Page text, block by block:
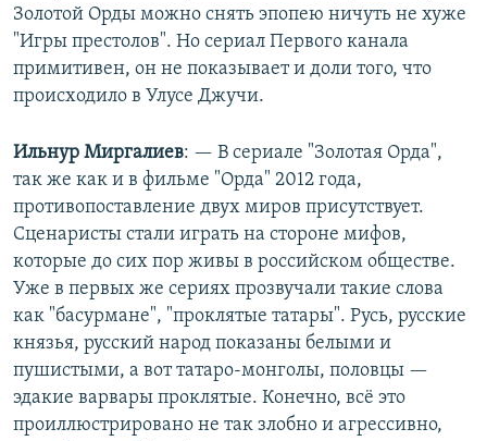
Золотой Орды можно снять эпопею ничуть не хуже
"Игры престолов". Но сериал Первого канала
примитивен, он не показывает и доли того, что
происходило в Улусе Джучи.
Ильнур Миргалиев: — В сериале "Золотая Орда",
так же как и в фильме "Орда" 2012 года,
противопоставление двух миров присутствует.
Сценаристы стали играть на стороне мифов,
которые до сих пор живы в российском обществе.
Уже в первых же сериях прозвучали такие слова
как "басурмане", "проклятые татары". Русь, русские
князья, русский народ показаны белыми и
пушистыми, а вот татаро-монголы, половцы —
эдакие варвары проклятые. Конечно, всё это
проиллюстрировано не так злобно и агрессивно,